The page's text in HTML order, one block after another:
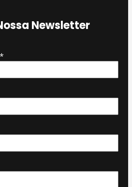
Newsletter
*